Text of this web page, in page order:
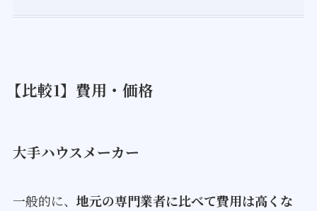
【比較1】費用・価格
大手ハウスメーカー
一般的に、 地元の専門業者に比べて費用は高くな